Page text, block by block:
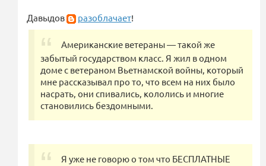
Давыдов разоблачает!
Американские ветераны — такой же
забытый государством класс. Я жил в одном
доме с ветераном Вьетнамской войны, который
мне рассказывал про то, что всем на них было
насрать, они спивались, кололись и многие
становились бездомными.
Я уже не говорю о том что БЕСПЛАТНЫЕ